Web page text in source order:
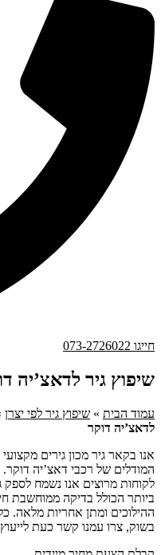
חייגו 073-2726022
שיפוץ גיר לדאצ’יה
עמוד הבית » שיפוץ גיר לפי יצרן
לדאצ’יה דוקר
אנו בקאר גיר מכון גירים
המודלים של רכבי דאצ’יה דוקר.
לקוחות מרוצים אנו נשמח
ביותר הכולל בדיקה ממוחשבת
ההילוכים ומתן אחריות מלאה.
בשוק, צרו עמנו קשר כעת